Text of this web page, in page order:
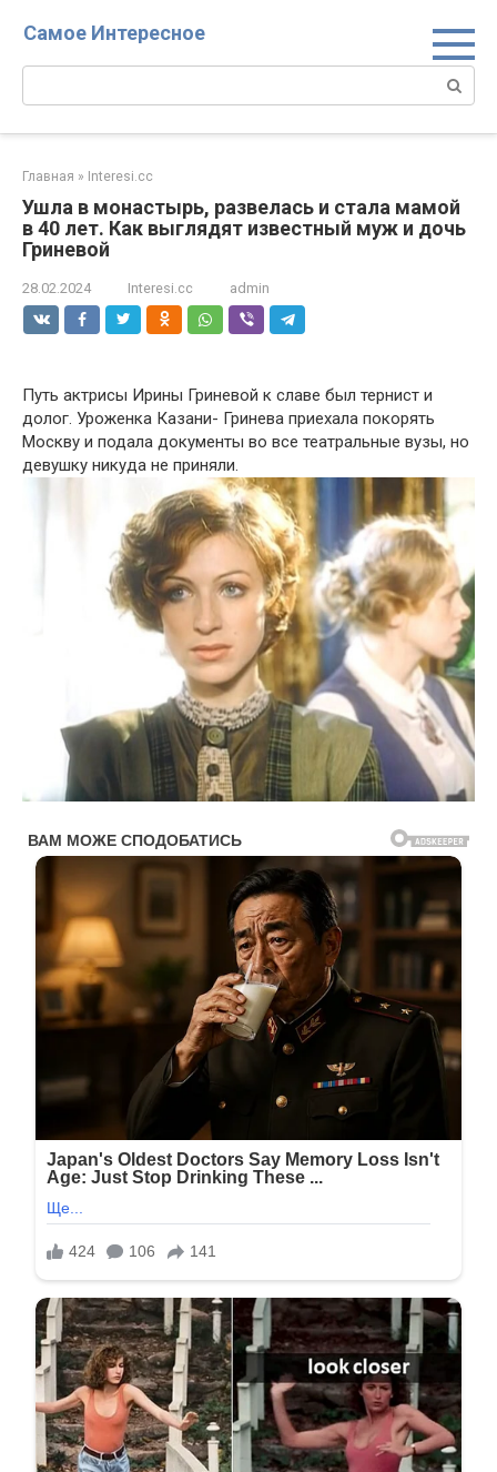
Самое Интересное
Поиск:
Главная » Interesi.cc
Ушла в монастырь, развелась и стала мамой
в 40 лет. Как выглядят известный муж и дочь
Гриневой
28.02.2024 Interesi.cc admin
Путь актрисы Ирины Гриневой к славе был тернист и
долог. Уроженка Казани- Гринева приехала покорять
Москву и подала документы во все театральные вузы, но
девушку никуда не приняли.